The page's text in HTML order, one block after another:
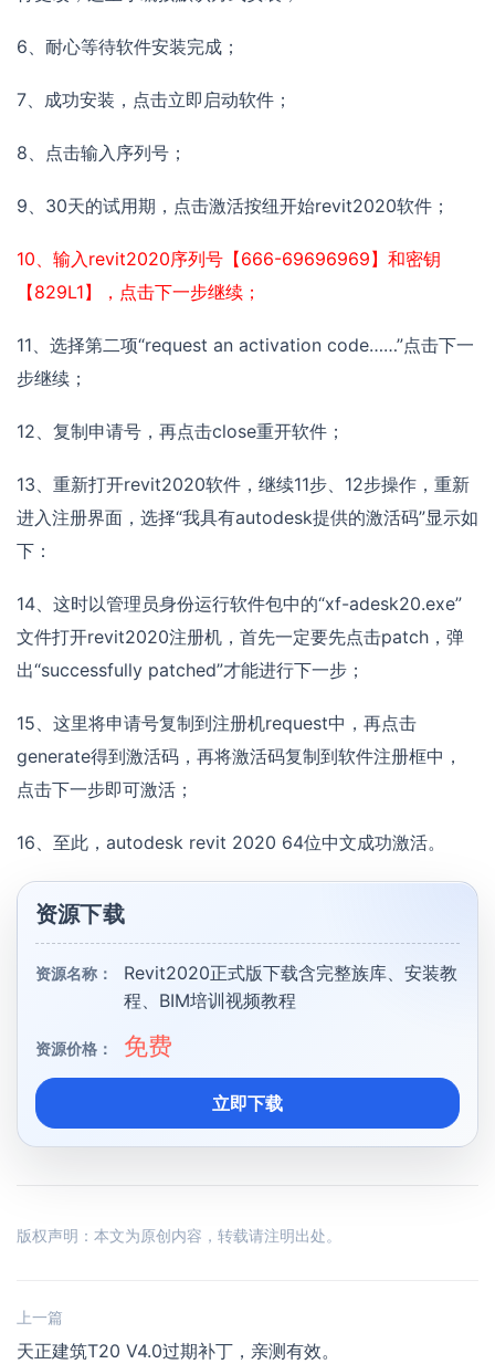
6、耐心等待软件安装完成；
7、成功安装，点击立即启动软件；
8、点击输入序列号；
9、30天的试用期，点击激活按纽开始revit2020软件；
10、输入revit2020序列号【666-69696969】和密钥
【829L1】，点击下一步继续；
11、选择第二项“request an activation code……”点击下一
步继续；
12、复制申请号，再点击close重开软件；
13、重新打开revit2020软件，继续11步、12步操作，重新
进入注册界面，选择“我具有autodesk提供的激活码”显示如
下：
14、这时以管理员身份运行软件包中的“xf-adesk20.exe”
文件打开revit2020注册机，首先一定要先点击patch，弹
出“successfully patched”才能进行下一步；
15、这里将申请号复制到注册机request中，再点击
generate得到激活码，再将激活码复制到软件注册框中，
点击下一步即可激活；
16、至此，autodesk revit 2020 64位中文成功激活。
资源下载
资源名称：
Revit2020正式版下载含完整族库、安装教
程、BIM培训视频教程
资源价格： 免费
立即下载
版权声明：本文为原创内容，转载请注明出处。
上一篇
天正建筑T20 V4.0过期补丁，亲测有效。